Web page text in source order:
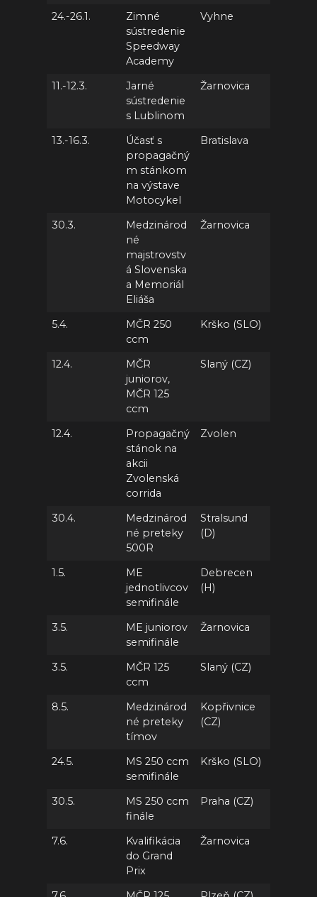
24.-26.1.
Zimné
sústredenie
Speedway
Academy
Vyhne
11.-12.3.
Jarné
sústredenie
s Lublinom
Žarnovica
13.-16.3.
Účasť s
propagačný
m stánkom
na výstave
Motocykel
Bratislava
30.3.
Medzinárod
né
majstrovstv
á Slovenska
a Memoriál
Eliáša
Žarnovica
5.4.
MČR 250
ccm
Krško (SLO)
12.4.
MČR
juniorov,
MČR 125
ccm
Slaný (CZ)
12.4.
Propagačný
stánok na
akcii
Zvolenská
corrida
Zvolen
30.4.
Medzinárod
né preteky
500R
Stralsund
(D)
1.5.
ME
jednotlivcov
semifinále
Debrecen
(H)
3.5.
ME juniorov
semifinále
Žarnovica
3.5.
MČR 125
ccm
Slaný (CZ)
8.5.
Medzinárod
né preteky
tímov
Kopřivnice
(CZ)
24.5.
MS 250 ccm
semifinále
Krško (SLO)
30.5.
MS 250 ccm
finále
Praha (CZ)
7.6.
Kvalifikácia
do Grand
Prix
Žarnovica